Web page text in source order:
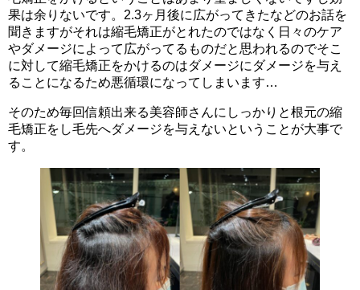
果は余りないです。2.3ヶ月後に広がってきたなどのお話を
聞きますがそれは縮毛矯正がとれたのではなく日々のケア
やダメージによって広がってるものだと思われるのでそこ
に対して縮毛矯正をかけるのはダメージにダメージを与え
ることになるため悪循環になってしまいます…
そのため毎回信頼出来る美容師さんにしっかりと根元の縮
毛矯正をし毛先へダメージを与えないということが大事で
す。